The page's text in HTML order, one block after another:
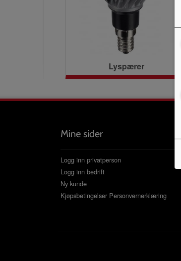
Lyspærer
Mine sider
Logg inn privatperson
Logg inn bedrift
Ny kunde
Kjøpsbetingelser Personvernerklæring